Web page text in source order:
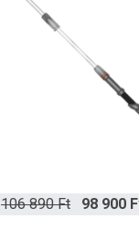
106 890 Ft 98 900